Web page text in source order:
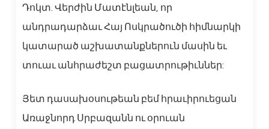
Դոկտ. Վերժին Մատէնլեան, որ
անդրադարձաւ Հայ Ոսկրածուծի հիմնարկի
կատարած աշխատանքներուն մասին եւ
տուաւ անհրաժեշտ բացատրութիւններ:
Յետ դասախօսութեան բեմ հրաւիրուեցան
Առաջնորդ Սրբազանն ու օրուան